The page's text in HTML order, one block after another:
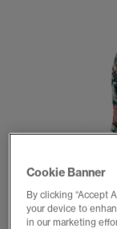
Cookie Banner
By clicking “Accept
your device to
in our marketing